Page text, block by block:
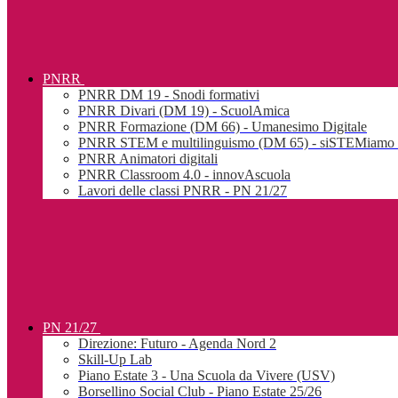
PNRR
PNRR DM 19 - Snodi formativi
PNRR Divari (DM 19) - ScuolAmica
PNRR Formazione (DM 66) - Umanesimo Digitale
PNRR STEM e multilinguismo (DM 65) - siSTEMiamo
PNRR Animatori digitali
PNRR Classroom 4.0 - innovAscuola
Lavori delle classi PNRR - PN 21/27
PN 21/27
Direzione: Futuro - Agenda Nord 2
Skill-Up Lab
Piano Estate 3 - Una Scuola da Vivere (USV)
Borsellino Social Club - Piano Estate 25/26